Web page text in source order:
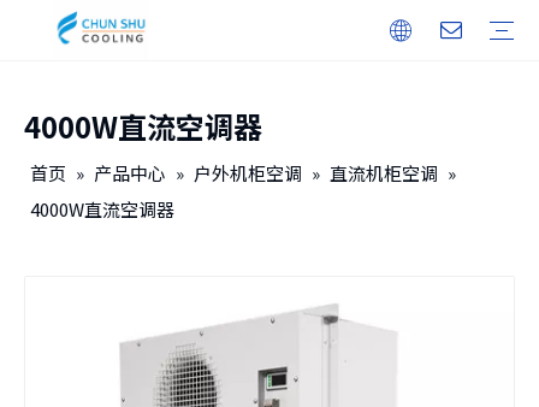
4000W直流空调器
首页 » 产品中心 » 户外机柜空调 » 直流机柜空调 »
4000W直流空调器